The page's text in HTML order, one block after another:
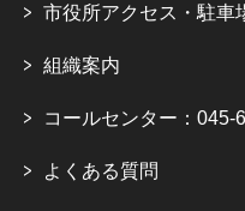
市役所アクセス・駐車
組織案内
コールセンター：045-
よくある質問